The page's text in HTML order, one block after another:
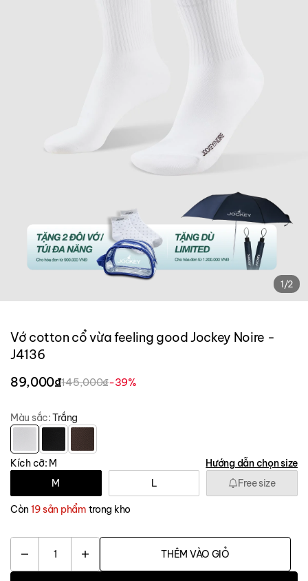
1/2
Vớ cotton cổ vừa feeling good Jockey Noire -
J4136
89,000₫145,000₫-39%
Màu sắc:Trắng
Kích cỡ: M
Hướng dẫn chọn size
M
L Free size
Còn 19 sản phẩm trong kho
1 THÊM VÀO GIỎ